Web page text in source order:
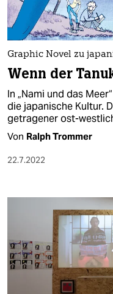
Graphic Novel zu
Wenn der
In „Nami und das
die japanische Kultur.
getragener ost-
Von Ralph Trommer
22.7.2022